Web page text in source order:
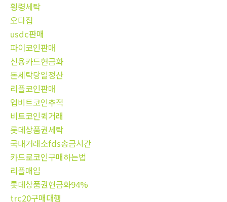
횡령세탁
오다집
usdc판매
파이코인판매
신용카드현금화
돈세탁당일정산
리플코인판매
업비트코인추적
비트코인퀵거래
롯데상품권세탁
국내거래소fds송금시간
카드로코인구매하는법
리플매입
롯데상품권현금화94%
trc20구매대행